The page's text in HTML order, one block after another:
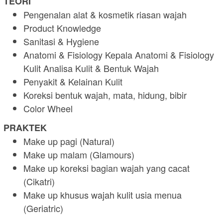
Pengenalan alat & kosmetik riasan wajah
Product Knowledge
Sanitasi & Hygiene
Anatomi & Fisiology Kepala Anatomi & Fisiology
Kulit Analisa Kulit & Bentuk Wajah
Penyakit & Kelainan Kulit
Koreksi bentuk wajah, mata, hidung, bibir
Color Wheel
PRAKTEK
Make up pagi (Natural)
Make up malam (Glamours)
Make up koreksi bagian wajah yang cacat
(Cikatri)
Make up khusus wajah kulit usia menua
(Geriatric)